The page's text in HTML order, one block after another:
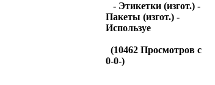
- Этикетки (изгот.) -
Пакеты (изгот.) -
Используе
(10462 Просмотров с
0-0-)